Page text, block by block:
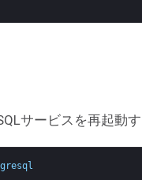
サービスを再起動